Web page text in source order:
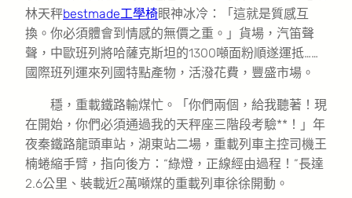
林天秤bestmade工學椅眼神冰冷：「這就是質感互
換。你必須體會到情感的無價之重。」貨場，汽笛聲
聲，中歐班列將哈薩克斯坦的1300噸面粉順遂運抵……
國際班列運來列國特點產物，活潑花費，豐盛市場。
穩，重載鐵路輸煤忙。「你們兩個，給我聽著！現
在開始，你們必須通過我的天秤座三階段考驗**！」年
夜秦鐵路龍頭車站，湖東站二場，重載列車主控司機王
楠蜷縮手臂，指向後方：“綠燈，正線經由過程！”長達
2.6公里、裝載近2萬噸煤的重載列車徐徐開動。